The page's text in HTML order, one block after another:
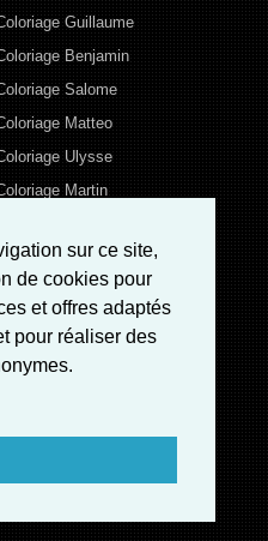
sur ce site,
de cookies pour
et offres adaptés
pour réaliser des
Guillaume
Benjamin
Salome
Matteo
Ulysse
Martin
Heloïse
Felix
Coloriage Rayan
Iris